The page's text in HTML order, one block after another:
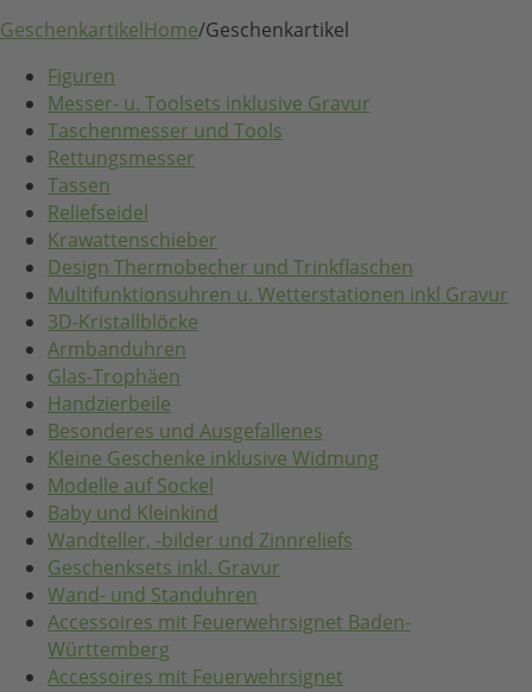
GeschenkartikelHome/Geschenkartikel
Figuren
Messer- u. Toolsets inklusive Gravur
Taschenmesser und Tools
Rettungsmesser
Tassen
Reliefseidel
Krawattenschieber
Design Thermobecher und Trinkflaschen
Multifunktionsuhren u. Wetterstationen inkl Gravur
3D-Kristallblöcke
Armbanduhren
Glas-Trophäen
Handzierbeile
Besonderes und Ausgefallenes
Kleine Geschenke inklusive Widmung
Modelle auf Sockel
Baby und Kleinkind
Wandteller, -bilder und Zinnreliefs
Geschenksets inkl. Gravur
Wand- und Standuhren
Accessoires mit Feuerwehrsignet Baden-
Württemberg
Accessoires mit Feuerwehrsignet